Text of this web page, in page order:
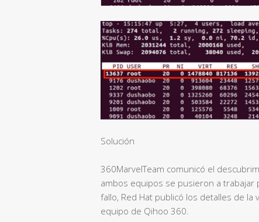
Solución
360MarvelTeam comunicó el
ambos equipos se pusieron a trabajar
fallo, Red Hat publicó los detalles de
equipo de Qihoo 360.